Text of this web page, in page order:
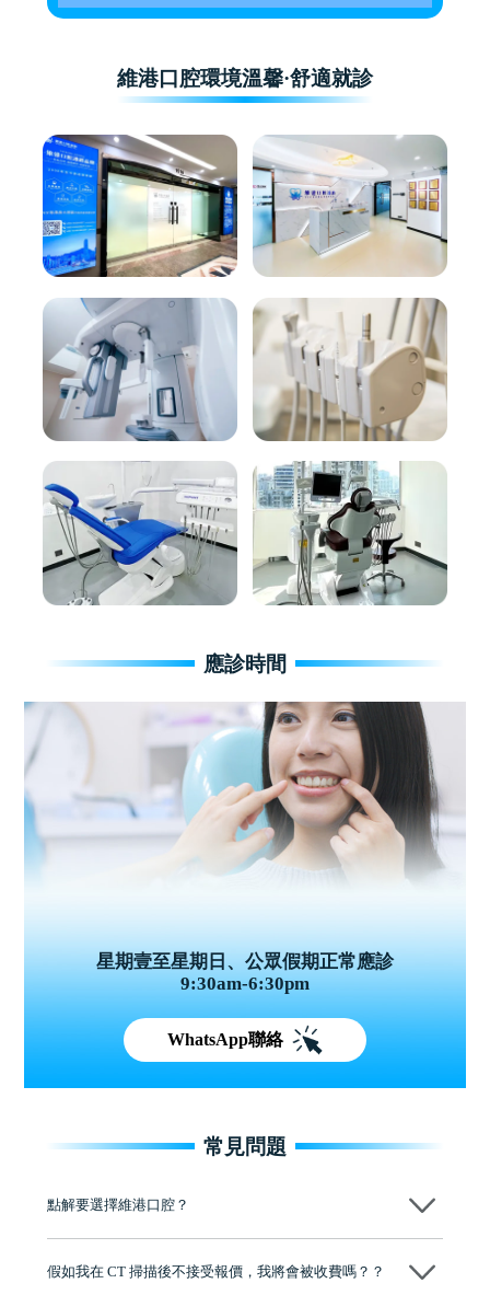
維港口腔環境溫馨·舒適就診
應診時間
星期壹至星期日、公眾假期正常應診
9:30am-6:30pm
WhatsApp聯絡
常見問題
點解要選擇維港口腔？
牌」、「2025香港企業領袖品牌」，是諾貝爾種植系統全球放心植牙中
假如我在 CT 掃描後不接受報價，我將會被收費嗎？？